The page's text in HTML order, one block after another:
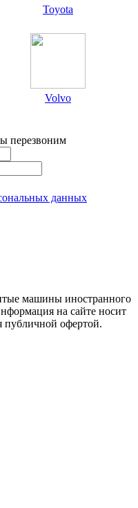
Toyota
Volvo
перезвоним
данных
машины иностранного
на сайте носит
публичной офертой.